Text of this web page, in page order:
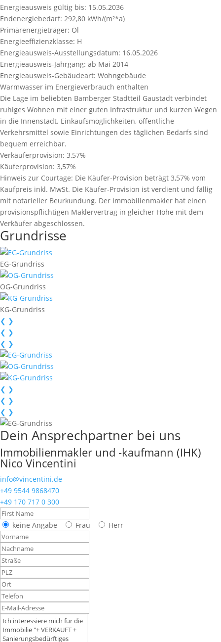
Energieausweis gültig bis: 15.05.2036
Endenergiebedarf: 292,80 kWh/(m²*a)
Primärenergieträger: Öl
Energieeffizienzklasse: H
Energieausweis-Ausstellungsdatum: 16.05.2026
Energieausweis-Jahrgang: ab Mai 2014
Energieausweis-Gebäudeart: Wohngebäude
Warmwasser im Energieverbrauch enthalten
Die Lage im beliebten Bamberger Stadtteil Gaustadt verbindet
ruhiges Wohnen mit einer guten Infrastruktur und kurzen Wegen
in die Innenstadt. Einkaufsmöglichkeiten, öffentliche
Verkehrsmittel sowie Einrichtungen des täglichen Bedarfs sind
bequem erreichbar.
Verkäuferprovision: 3,57%
Käuferprovision: 3,57%
Hinweis zur Courtage: Die Käufer-Provision beträgt 3,57% vom
Kaufpreis inkl. MwSt. Die Käufer-Provision ist verdient und fällig
mit notarieller Beurkundung. Der Immobilienmakler hat einen
provisionspﬂichtigen Maklervertrag in gleicher Höhe mit dem
Verkäufer abgeschlossen.
Grundrisse
EG-Grundriss
OG-Grundriss
KG-Grundriss
❮ ❯
❮ ❯
❮ ❯
❮ ❯
❮ ❯
❮ ❯
Dein Ansprechpartner bei uns
Immobilienmakler und -kaufmann (IHK)
Nico Vincentini
info@vincentini.de
+49 9544 9868470
+49 170 717 0 300
keine Angabe Frau Herr